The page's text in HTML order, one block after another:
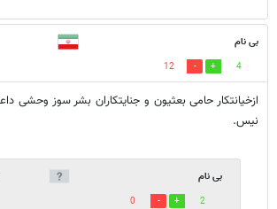
بی نام
4
12
ازخیانتکار حامی بعثیون و جنایتکاران بشر سوز وحشی
نیس.
بی نام
2
0